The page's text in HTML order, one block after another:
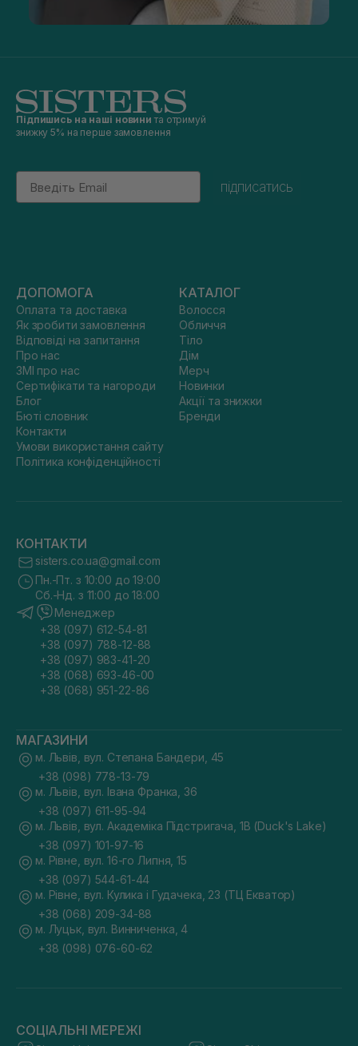
Підпишись на наші новини та отримуй
знижку 5% на перше замовлення
Email
підписатись
ДОПОМОГА
Оплата та доставка
Як зробити замовлення
Відповіді на запитання
Про нас
ЗМІ про нас
Сертифікати та нагороди
Блог
Бюті словник
Контакти
Умови використання сайту
Політика конфіденційності
КАТАЛОГ
Волосся
Обличчя
Тіло
Дім
Мерч
Новинки
Акції та знижки
Бренди
КОНТАКТИ
sisters.co.ua@gmail.com
Пн.-Пт. з 10:00 до 19:00
Сб.-Нд. з 11:00 до 18:00
Менеджер
+38 (097) 612-54-81
+38 (097) 788-12-88
+38 (097) 983-41-20
+38 (068) 693-46-00
+38 (068) 951-22-86
МАГАЗИНИ
м. Львів, вул. Степана Бандери, 45
+38 (098) 778-13-79
м. Львів, вул. Івана Франка, 36
+38 (097) 611-95-94
м. Львів, вул. Академіка Підстригача, 1В (Duck's Lake)
+38 (097) 101-97-16
м. Рівне, вул. 16-го Липня, 15
+38 (097) 544-61-44
м. Рівне, вул. Кулика і Гудачека, 23 (ТЦ Екватор)
+38 (068) 209-34-88
м. Луцьк, вул. Винниченка, 4
+38 (098) 076-60-62
СОЦІАЛЬНІ МЕРЕЖІ